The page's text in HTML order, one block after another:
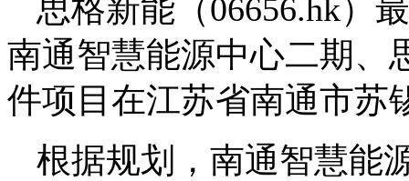
思格新能（06656.hk）
南通智慧能源中心二期、
件项目在江苏省南通市苏
根据规划，南通智慧能